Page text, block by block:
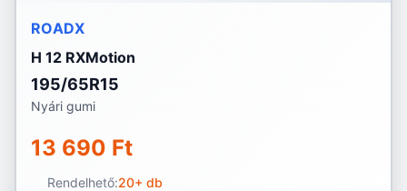
ROADX
H 12 RXMotion
195/65R15
Nyári gumi
13 690 Ft
Rendelhető:20+ db